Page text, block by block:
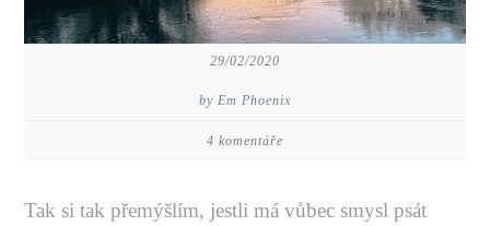
29/02/2020
by Em Phoenix
4 komentáře
Tak si tak přemýšlím, jestli má vůbec smysl psát